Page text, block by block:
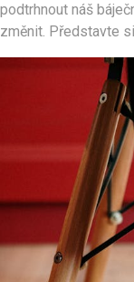
podtrhnout náš
změnit. Představte